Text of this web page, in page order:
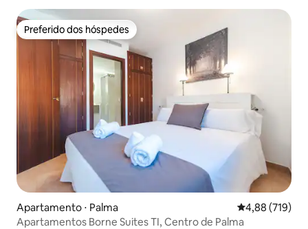
Preferido dos hóspedes
Preferido dos hóspedes
Apartamento ⋅ Palma 4,88 de uma
4,88 (719)
Apartamentos Borne Suites TI, Centro de Palma